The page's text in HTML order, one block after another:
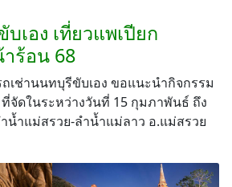
เอง เที่ยวแพเปียก
ร้อน 68
เช่านนทบุรีขับเอง ขอแนะนำกิจกรรม
จัดในระหว่างวันที่ 15 กุมภาพันธ์ ถึง
ำแม่สรวย-ลำน้ำแม่ลาว อ.แม่สรวย